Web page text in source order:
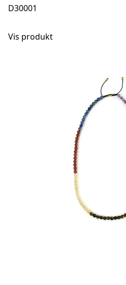
D30001
Vis produkt